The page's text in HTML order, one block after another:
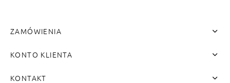
ZAMÓWIENIA
KONTO KLIENTA
KONTAKT